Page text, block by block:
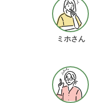
ミホさん